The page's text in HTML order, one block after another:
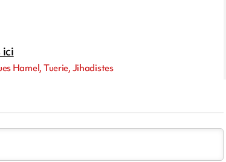
ici
Hamel, Tuerie, Jihadistes